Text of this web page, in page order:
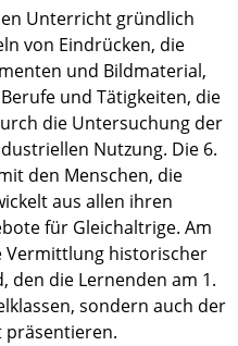
Unterricht gründlich
von Eindrücken, die
und Bildmaterial,
und Tätigkeiten, die
die Untersuchung der
Nutzung. Die 6.
den Menschen, die
aus allen ihren
für Gleichaltrige. Am
Vermittlung historischer
den die Lernenden am 1.
sondern auch der
präsentieren.